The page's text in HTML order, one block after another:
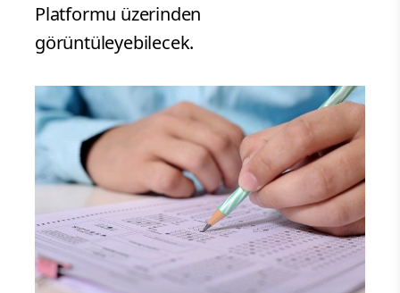
Platformu üzerinden
görüntüleyebilecek.